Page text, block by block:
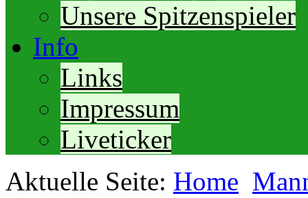
Unsere Spitzenspieler
Info
Links
Impressum
Liveticker
Aktuelle Seite: Home